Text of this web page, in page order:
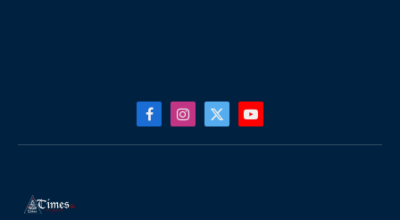
FacebookInstagram
X
(Twitter)
YouTube